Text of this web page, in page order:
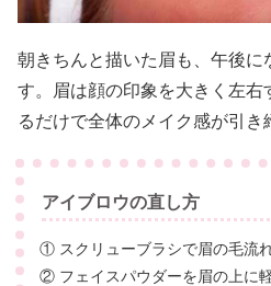
朝きちんと描いた眉も、午後に
す。眉は顔の印象を大きく左右
るだけで全体のメイク感が引き
アイブロウの直し方
① スクリューブラシで眉の毛流
② フェイスパウダーを眉の上に